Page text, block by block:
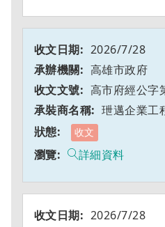
2026/7/28
高雄市政府
高市府經公字
玴邁企業工
收文
詳細資料
2026/7/28